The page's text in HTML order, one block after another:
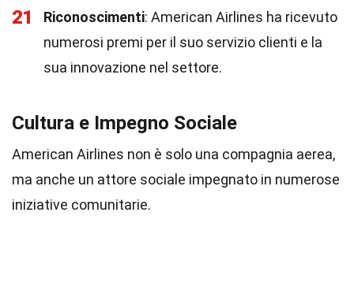
21 Riconoscimenti: American Airlines ha ricevuto
numerosi premi per il suo servizio clienti e la
sua innovazione nel settore.
Cultura e Impegno Sociale
American Airlines non è solo una compagnia aerea,
ma anche un attore sociale impegnato in numerose
iniziative comunitarie.